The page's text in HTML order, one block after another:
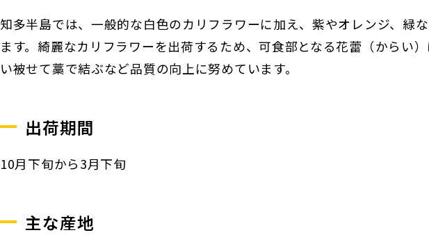
知多半島では、一般的な白色のカリフラワーに加え、紫やオレンジ、緑
ます。綺麗なカリフラワーを出荷するため、可食部となる花蕾（からい
い被せて藁で結ぶなど品質の向上に努めています。
出荷期間
10月下旬から3月下旬
主な産地